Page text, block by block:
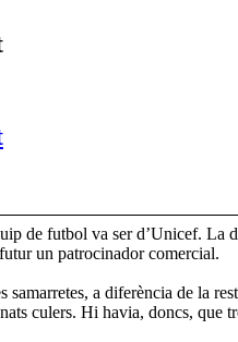
de futbol va ser d’Unicef.
un patrocinador comercial.
a diferència de la
culers. Hi havia, doncs, que